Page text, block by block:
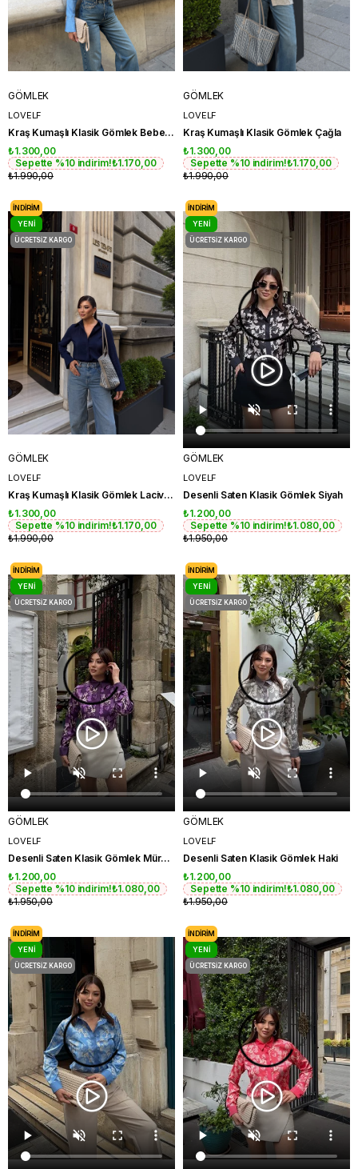
GÖMLEK
LOVELF
Kraş Kumaşlı Klasik Gömlek Bebe Mavi
₺1.300,00
Sepette %10 indirim!₺1.170,00
₺1.990,00
GÖMLEK
LOVELF
Kraş Kumaşlı Klasik Gömlek Çağla
₺1.300,00
Sepette %10 indirim!₺1.170,00
₺1.990,00
GÖMLEK
LOVELF
Kraş Kumaşlı Klasik Gömlek Lacivert
₺1.300,00
Sepette %10 indirim!₺1.170,00
₺1.990,00
İNDIRIM
YENI
ÜRÜN
ÜCRETSIZ KARGO
GÖMLEK
LOVELF
Desenli Saten Klasik Gömlek Siyah
₺1.200,00
Sepette %10 indirim!₺1.080,00
₺1.950,00
İNDIRIM
YENI
ÜRÜN
ÜCRETSIZ KARGO
GÖMLEK
LOVELF
Desenli Saten Klasik Gömlek Mürdüm
₺1.200,00
Sepette %10 indirim!₺1.080,00
₺1.950,00
İNDIRIM
YENI
ÜRÜN
ÜCRETSIZ KARGO
GÖMLEK
LOVELF
Desenli Saten Klasik Gömlek Haki
₺1.200,00
Sepette %10 indirim!₺1.080,00
₺1.950,00
İNDIRIM
YENI
ÜRÜN
ÜCRETSIZ KARGO
İNDIRIM
YENI
ÜRÜN
ÜCRETSIZ KARGO
İNDIRIM
YENI
ÜRÜN
ÜCRETSIZ KARGO